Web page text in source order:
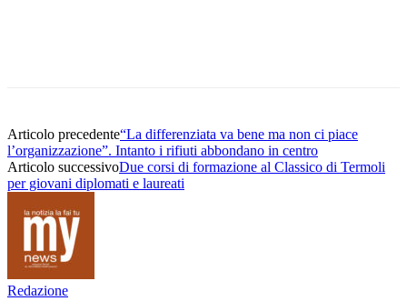
Articolo precedente“La differenziata va bene ma non ci piace
l’organizzazione”. Intanto i rifiuti abbondano in centro
Articolo successivoDue corsi di formazione al Classico di Termoli
per giovani diplomati e laureati
Redazione